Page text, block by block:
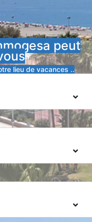
peut
lieu de vacances ..